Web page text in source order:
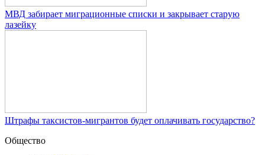
МВД забирает миграционные списки и закрывает старую
лазейку
Штрафы таксистов-мигрантов будет оплачивать государство?
Общество